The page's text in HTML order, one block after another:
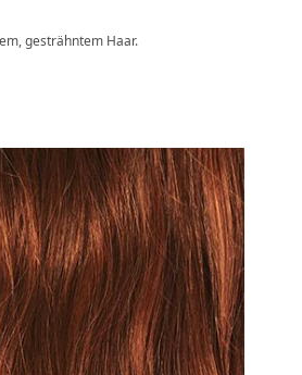
gesträhntem Haar.